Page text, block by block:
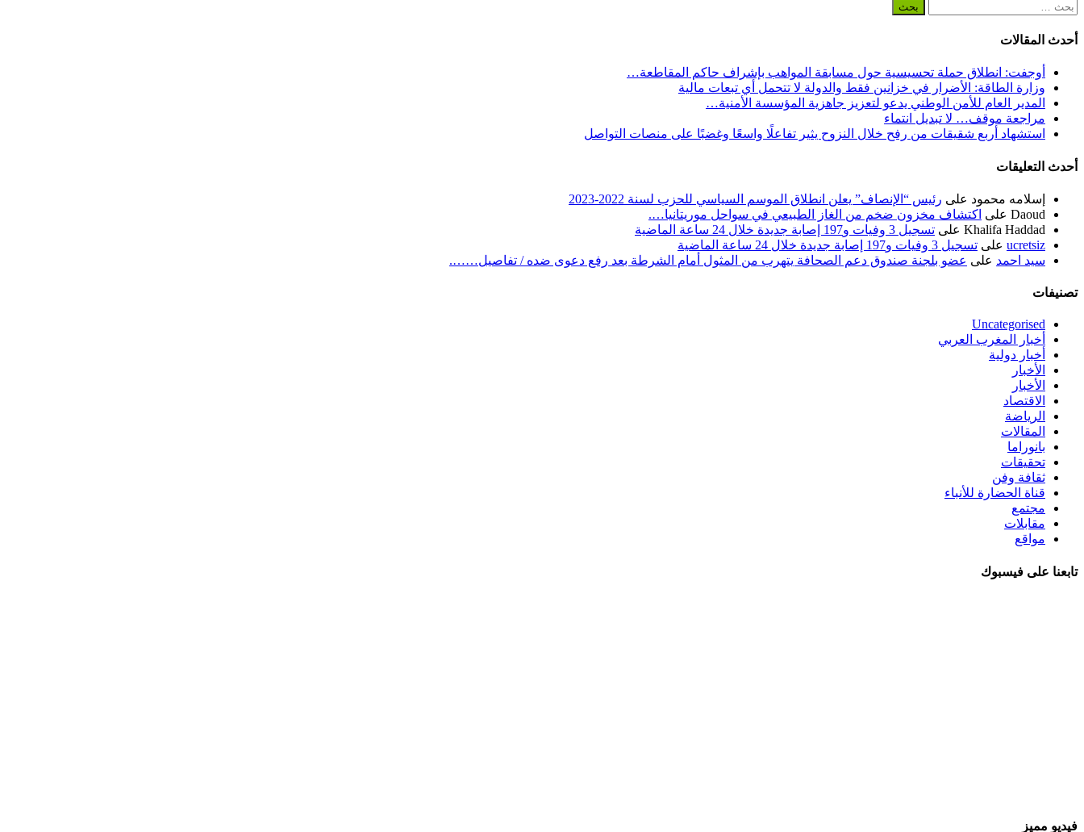
البحث
أحدث المقالات
أوجفت: انطلاق حملة تحسيسية حول مسابقة المواهب بإشراف حاكم المقاطعة…
وزارة الطاقة: الأضرار في خزانين فقط والدولة لا تتحمل أي تبعات مالية
المدير العام للأمن الوطني يدعو لتعزيز جاهزية المؤسسة الأمنية…
مراجعة موقف… لا تبديل انتماء
استشهاد أربع شقيقات من رفح خلال النزوح يثير تفاعلًا واسعًا وغضبًا على منصات التواصل
أحدث التعليقات
إسلامه محمود على رئيس “الإنصاف” يعلن انطلاق الموسم السياسي للحزب لسنة 2022-2023
Daoud على اكتشاف مخزون ضخم من الغاز الطبيعي في سواحل موريتانيا….
Khalifa Haddad على تسجيل 3 وفيات و197 إصابة جديدة خلال 24 ساعة الماضية
ucretsiz على تسجيل 3 وفيات و197 إصابة جديدة خلال 24 ساعة الماضية
سيد احمد على عضو بلجنة صندوق دعم الصحافة يتهرب من المثول أمام الشرطة بعد رفع دعوى ضده / تفاصيل…….
تصنيفات
Uncategorised
أخبار المغرب العربي
أخبار دولية
الأخبار
الأخبار
الاقتصاد
الرياضة
المقالات
بانوراما
تحقيقات
ثقافة وفن
قناة الحضارة للأنباء
مجتمع
مقابلات
مواقع
تابعنا على فيسبوك
فيديو مميز